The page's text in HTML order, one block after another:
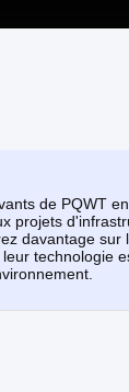
de PQWT
projets
davantage
technologie